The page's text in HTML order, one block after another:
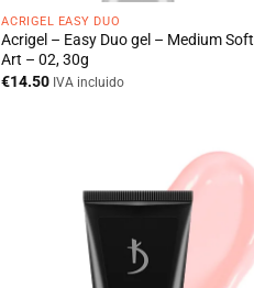
ACRIGEL EASY DUO
Acrigel – Easy Duo gel – Medium Soft
Art – 02, 30g
€14.50 IVA incluido